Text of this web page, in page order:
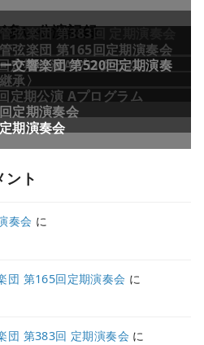
多い公演記録
ント
奏会 に
団 第165回定期演奏会 に
団 第383回 定期演奏会 に